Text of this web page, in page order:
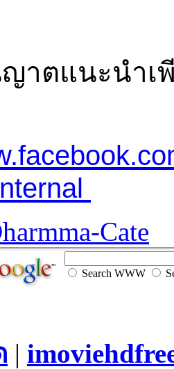
แนะนำเพี
Cate
Search WWW
|